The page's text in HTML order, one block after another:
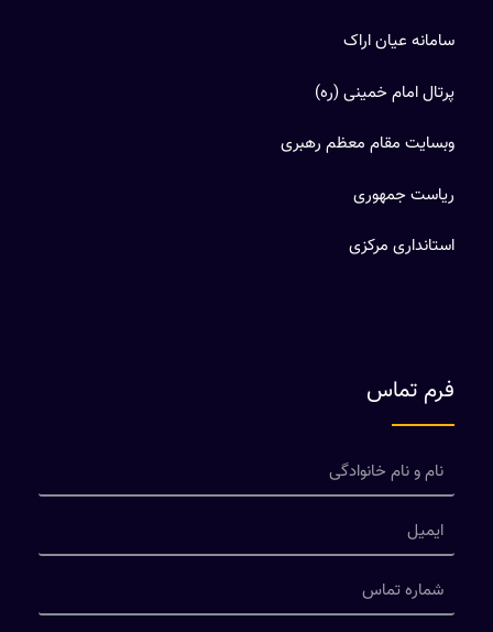
سامانه عیان اراک
پرتال امام خمینی (ره)
وبسایت مقام معظم رهبری
ریاست جمهوری
استانداری مرکزی
فرم تماس